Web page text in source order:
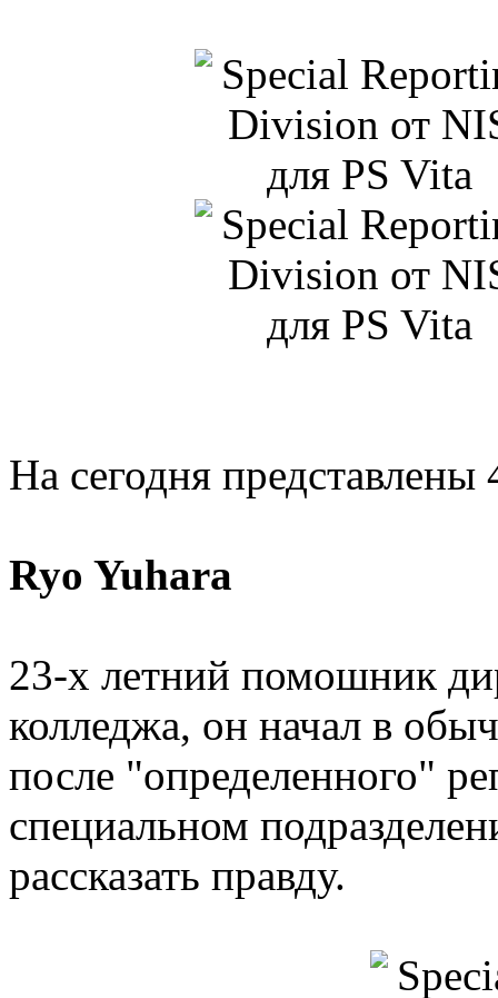
На сегодня представлены
Ryo Yuhara
23-х летний помошник
колледжа, он начал в
после "определенного"
специальном
рассказать правду.